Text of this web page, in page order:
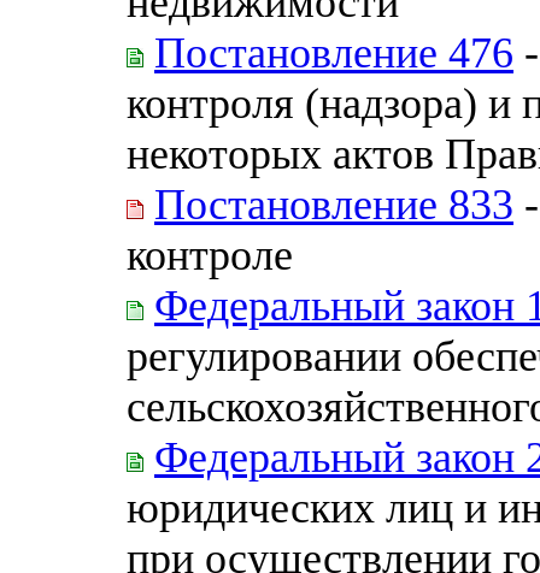
Постановление 476
контроля (надзора) и
некоторых актов
Постановление 833
контроле
Федеральный закон
регулировании
Федеральный закон
юридических лиц и
при осуществлении